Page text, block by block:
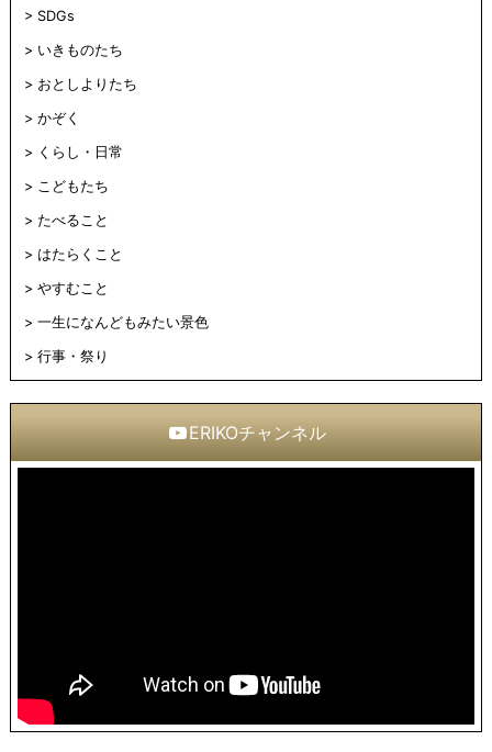
SDGs
いきものたち
おとしよりたち
かぞく
くらし・日常
こどもたち
たべること
はたらくこと
やすむこと
一生になんどもみたい景色
行事・祭り
ERIKOチャンネル